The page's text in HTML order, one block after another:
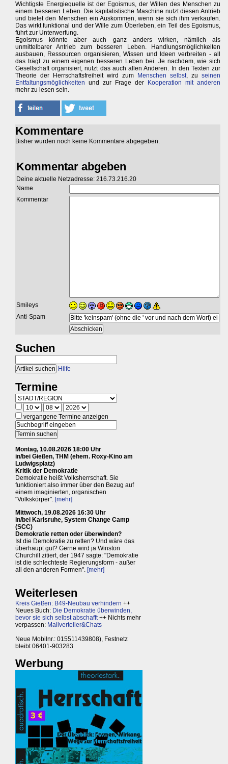
Wichtigste Energiequelle ist der Egoismus, der Willen des Menschen zu
einem besseren Leben. Die kapitalistische Maschine nutzt diesen Antrieb
und bietet den Menschen ein Auskommen, wenn sie sich ihm verkaufen.
Das wirkt funktional und der Wille zum Überleben, ein Teil des Egoismus,
führt zur Unterwerfung.
Egoismus könnte aber auch ganz anders wirken, nämlich als
unmittelbarer Antrieb zum besseren Leben. Handlungsmöglichkeiten
ausbauen, Ressourcen organisieren, Wissen und Ideen verbreiten - all
das trägt zu einem eigenen besseren Leben bei. Je nachdem, wie sich
Gesellschaft organisiert, nutzt das auch allen Anderen. In den Texten zur
Theorie der Herrschaftsfreiheit wird zum
Menschen selbst, zuseinen
Entfaltungsmöglichkeiten und zur Frage der
Kooperation mit anderen
mehr zu lesen sein.
Kommentare
Bisher wurden noch keine Kommentare abgegeben.
Kommentar abgeben
Deine aktuelle Netzadresse: 216.73.216.20
Name
Kommentar
Smileys
Anti-Spam
Suchen
Hilfe
Termine
vergangene Termine anzeigen
Montag, 10.08.2026 18:00 Uhr
in/bei Gießen, THM (ehem. Roxy-Kino am
Ludwigsplatz)
Kritik der Demokratie
Demokratie heißt Volksherrschaft. Sie
funktioniert also immer über den Bezug auf
einem imaginierten, organischen
"Volkskörper". [mehr]
Mittwoch, 19.08.2026 16:30 Uhr
in/bei Karlsruhe, System Change Camp
(SCC)
Demokratie retten oder überwinden?
Ist die Demokratie zu retten? Und wäre das
überhaupt gut? Gerne wird ja Winston
Churchill zitiert, der 1947 sagte: "Demokratie
ist die schlechteste Regierungsform - außer
all den anderen Formen". [mehr]
Weiterlesen
Kreis Gießen: B49-Neubau verhindern ++
Neues Buch: Die Demokratie überwinden,
bevor sie sich selbst abschafft++ Nichts mehr
verpassen: Mailverteiler&Chats
Neue Mobilnr.: 015511439808), Festnetz
bleibt 06401-903283
Werbung